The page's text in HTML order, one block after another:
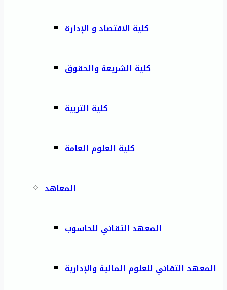
كلية الاقتصاد و الإدارة
كلية الشريعة والحقوق
كلية التربية
كلية العلوم العامة
المعاهد
المعهد التقاني للحاسوب
المعهد التقاني للعلوم المالية والإدارية